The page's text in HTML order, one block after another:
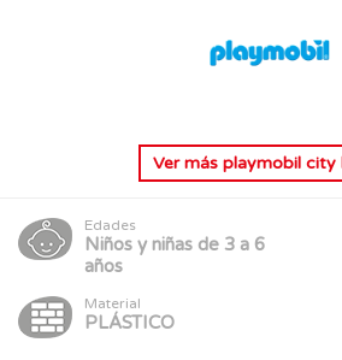
Ver más playmobil city
Edades
Niños y niñas de 3 a 6
años
Material
PLÁSTICO